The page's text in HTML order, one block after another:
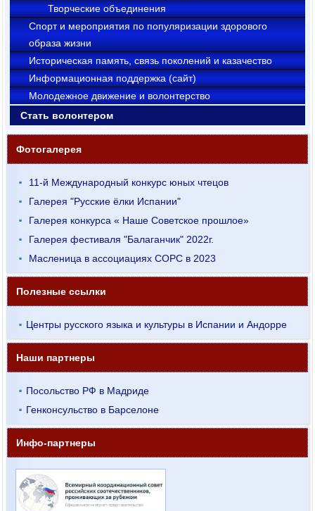
Творческие объединения
Cпорт и мероприятия по популяризации здорового
образа жизни
Историческая память, связь поколений и казачество
Информационная поддержка (сайт)
Молодежное движение и волонтерство
Стать волонтером
Фотогалерея
11-й Международный конкурс юных чтецов
Галерея "Русские ёлки Испании"
Галерея конкурса « Наше Советское прошлое»
Галерея фестиваля "Балаганчик" 2022г.
Масленица в ассоциациях СОРС в 2023
Полезные ссылки
Центры русского языка и культуры в Испании и Андорре
Наши партнеры
Посольство РФ в Мадриде
Генконсульство в Барселоне
Инфо-партнеры